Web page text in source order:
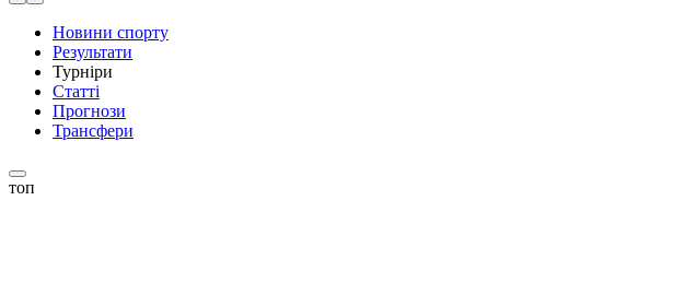
Новини спорту
Результати
Турніри
Статті
Прогнози
Трансфери
топ